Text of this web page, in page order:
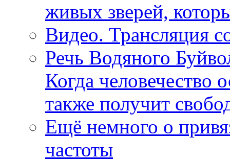
живых зверей,
Видео. Трансляция
Речь Водяного
Когда человечество
также получит
Ещё немного о
частоты